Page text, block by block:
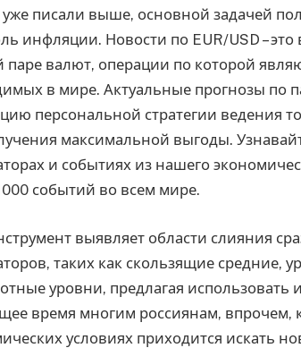
писали выше, основной задачей
инфляции. Новости по EUR/USD –
паре валют, операции по которой
в мире. Актуальные прогнозы по
персональной стратегии ведения
максимальной выгоды.
и событиях из нашего
событий во всем мире.
выявляет области слияния
таких как скользящие средние,
уровни, предлагая использовать
время многим россиянам, впрочем,
условиях приходится искать